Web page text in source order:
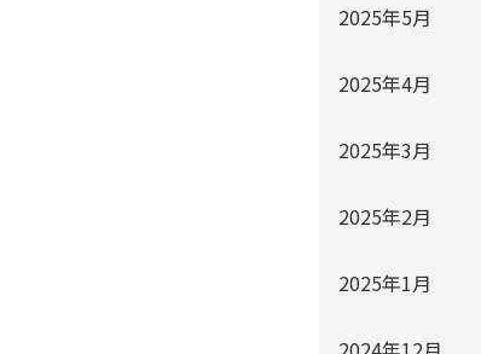
2025年5月
2025年4月
2025年3月
2025年2月
2025年1月